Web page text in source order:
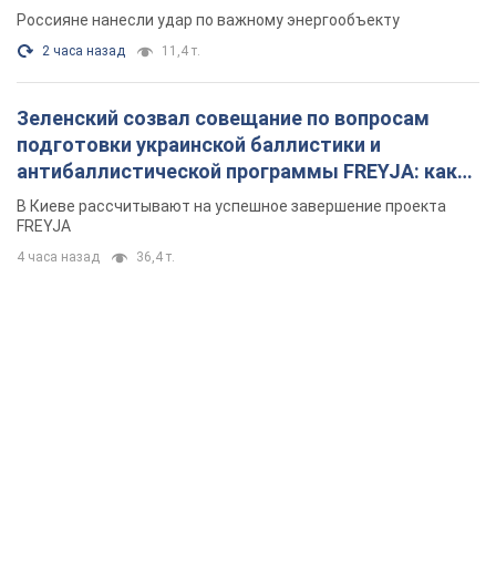
Россияне нанесли удар по важному энергообъекту
2 часа назад 11,4 т.
Зеленский созвал совещание по вопросам
подготовки украинской баллистики и
антибаллистической программы FREYJA: какие
решения готовятся
В Киеве рассчитывают на успешное завершение проекта
FREYJA
4 часа назад 36,4 т.